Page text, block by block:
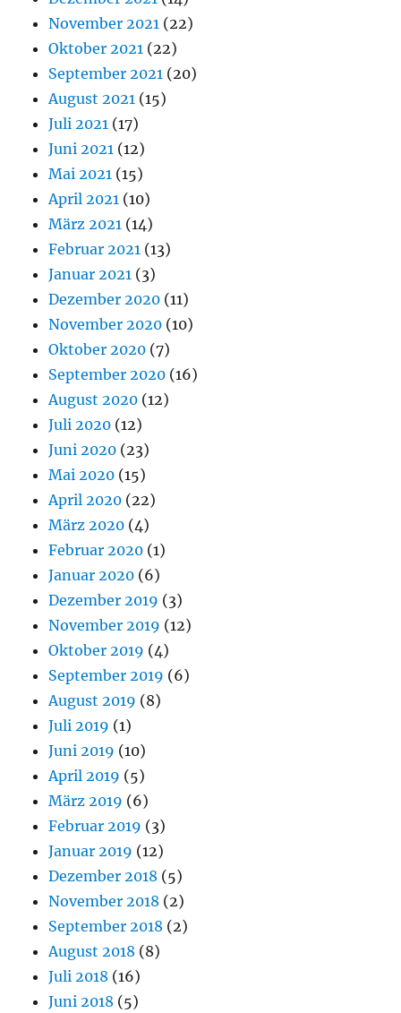
November 2021 (22)
Oktober 2021 (22)
September 2021 (20)
August 2021 (15)
Juli 2021 (17)
Juni 2021 (12)
Mai 2021 (15)
April 2021 (10)
März 2021 (14)
Februar 2021 (13)
Januar 2021 (3)
Dezember 2020 (11)
November 2020 (10)
Oktober 2020 (7)
September 2020 (16)
August 2020 (12)
Juli 2020 (12)
Juni 2020 (23)
Mai 2020 (15)
April 2020 (22)
März 2020 (4)
Februar 2020 (1)
Januar 2020 (6)
Dezember 2019 (3)
November 2019 (12)
Oktober 2019 (4)
September 2019 (6)
August 2019 (8)
Juli 2019 (1)
Juni 2019 (10)
April 2019 (5)
März 2019 (6)
Februar 2019 (3)
Januar 2019 (12)
Dezember 2018 (5)
November 2018 (2)
September 2018 (2)
August 2018 (8)
Juli 2018 (16)
Juni 2018 (5)